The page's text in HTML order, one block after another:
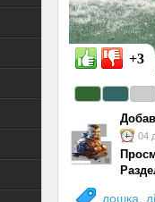
дошка
04
+3